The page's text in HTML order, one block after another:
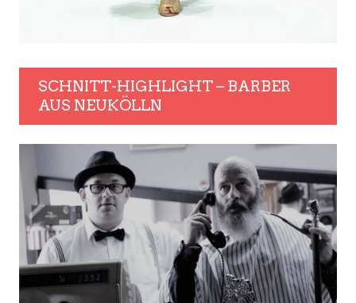
SCHNITT-HIGHLIGHT – BARBER
AUS NEUKÖLLN